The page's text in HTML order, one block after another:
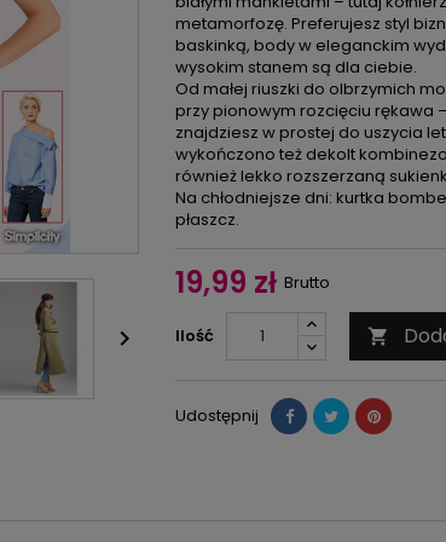

metamorfozę. Preferujesz styl
baskinką, body w eleganckim
wysokim stanem są dla ciebie.
Od małej riuszki do olbrzymich
przy pionowym rozcięciu rękawa
znajdziesz w prostej do uszycia
wykończono też dekolt
również lekko rozszerzaną
Na chłodniejsze dni: kurtka
płaszcz.
19,99 zł Brutto
Ilość 
Udostępnij